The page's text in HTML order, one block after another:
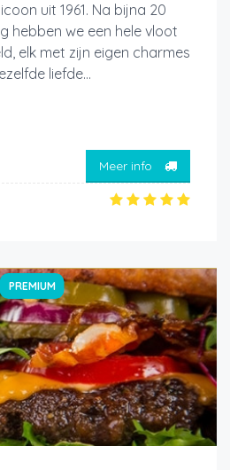
uit 1961. Na bijna 20
hebben we een hele vloot
elk met zijn eigen charmes
liefde...
Meer info
PREMIUM